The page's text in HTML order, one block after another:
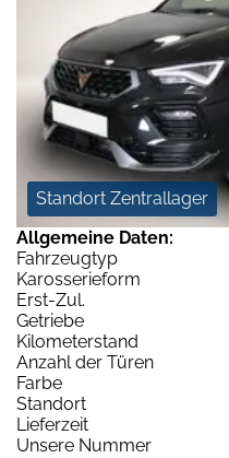
Standort Zentrallager
Allgemeine Daten:
Fahrzeugtyp
Karosserieform
Erst-Zul.
Getriebe
Kilometerstand
Anzahl der Türen
Farbe
Standort
Lieferzeit
Unsere Nummer